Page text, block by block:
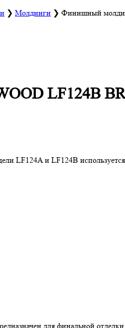
❯ Молдинги ❯ Финишный
LF124B
LF124A и LF124B
для финальной